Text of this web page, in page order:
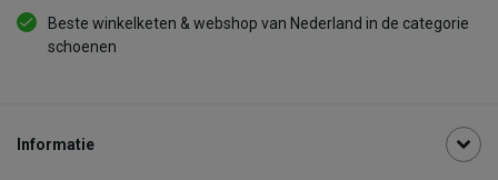
Beste winkelketen & webshop van Nederland in de categorie
schoenen
Informatie